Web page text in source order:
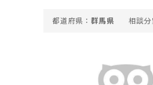
群馬県